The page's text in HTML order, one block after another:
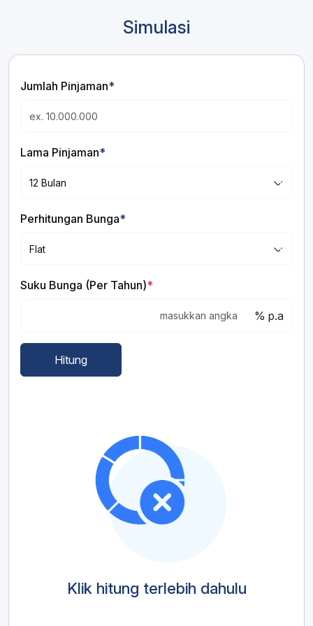
Simulasi
Jumlah Pinjaman*
Lama Pinjaman*
Perhitungan Bunga*
Suku Bunga (Per Tahun)*
% p.a
Hitung
Klik hitung terlebih dahulu